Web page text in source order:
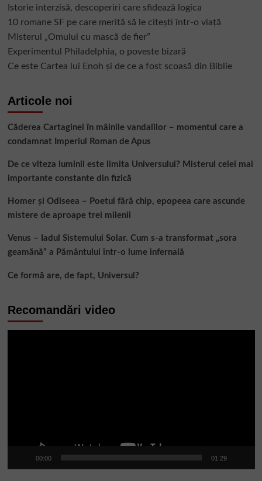
cei
mai
siguri
ei?
Istorie interzisă, descoperiri care sfidează logica
10 romane SF pe care merită să le citești într-o viață
Misterul „Omului cu mască de fier”
Experimentul Philadelphia, o poveste bizară
Ce este Cartea lui Enoh și de ce a fost scoasă din Biblie
Articole noi
Căderea Cartaginei în mâinile vandalilor – momentul care a
condamnat Imperiul Roman de Apus
De ce viteza luminii este limita Universului? Misterul celei mai
importante constante din fizică
Homer și Odiseea – Poetul fără chip, epopeea care ascunde
mistere de aproape trei milenii
Venus – Iadul Sistemului Solar. Cum s-a transformat „sora
geamănă” a Pământului într-o lume infernală
Ce formă are, de fapt, Universul?
Recomandări video
00:00 01:29